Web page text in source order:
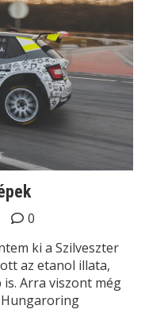
0
ki a Szilveszter
az etanol illata,
Arra viszont még